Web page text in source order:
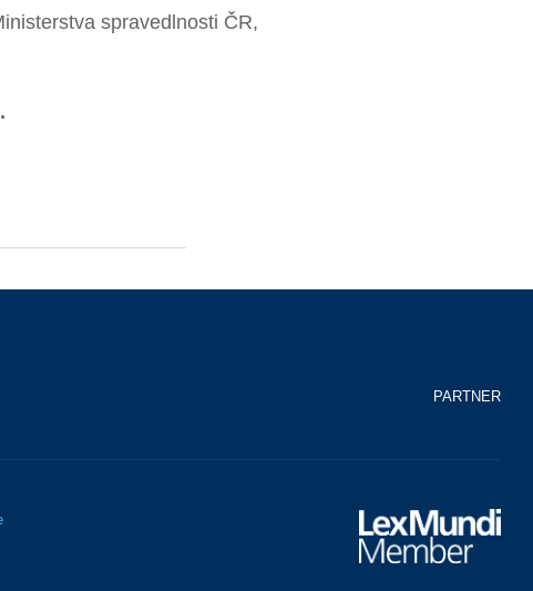
spravedlnosti ČR,
PARTNER